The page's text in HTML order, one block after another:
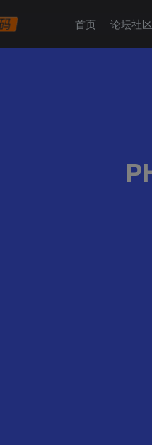
首页 论坛社区